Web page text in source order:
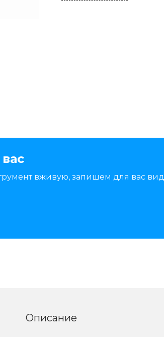
вживую, запишем для вас
Описание